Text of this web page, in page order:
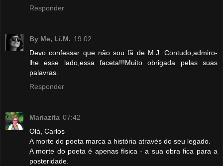
Responder
By Me, Lí.M. 19:02
Devo confessar que não sou fã de M.J. Contudo,admiro-
lhe esse lado,essa faceta!!!Muito obrigada pelas suas
palavras.
Responder
Mariazita 07:42
Olá, Carlos
A morte do poeta marca a história através do seu legado.
A morte do poeta é apenas física - a sua obra fica para a
posteridade.